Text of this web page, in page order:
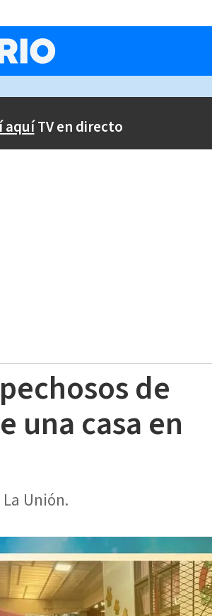
aquíTV en directo
de
una casa en
Unión.